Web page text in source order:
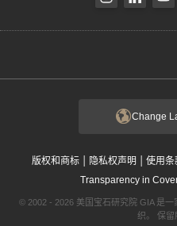
Change
版权和商标 | 隐私权声明 | 使用条
Transparency in
© 2002 - 2026 美国宝石研究院 GIA 是
织。 保留